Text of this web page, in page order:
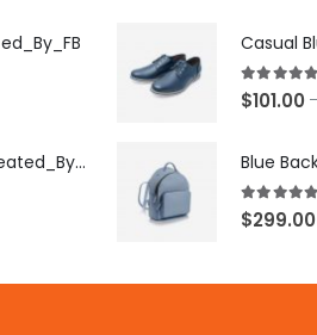
[X503248Z]_Created_By_FB
Casual
5.00
$101.00 –
Blue
5.00out
$299.00